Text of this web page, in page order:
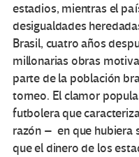
estadios, mientras el
desigualdades
Brasil, cuatro años
millonarias obras
parte de la población
torneo. El clamor
futbolera que
razón – en que hubiera
que el dinero de los